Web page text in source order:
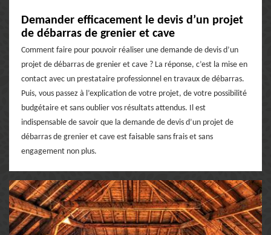
Demander efficacement le devis d’un projet
de débarras de grenier et cave
Comment faire pour pouvoir réaliser une demande de devis d’un
projet de débarras de grenier et cave ? La réponse, c’est la mise en
contact avec un prestataire professionnel en travaux de débarras.
Puis, vous passez à l’explication de votre projet, de votre possibilité
budgétaire et sans oublier vos résultats attendus. Il est
indispensable de savoir que la demande de devis d’un projet de
débarras de grenier et cave est faisable sans frais et sans
engagement non plus.